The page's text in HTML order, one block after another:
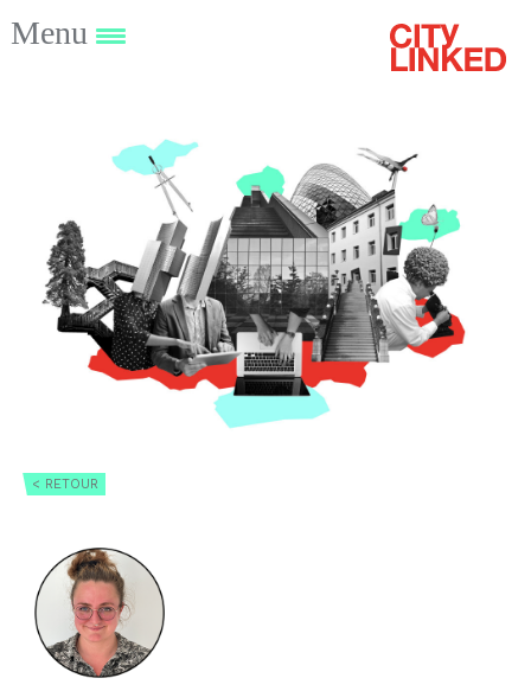
< RETOUR
Menu